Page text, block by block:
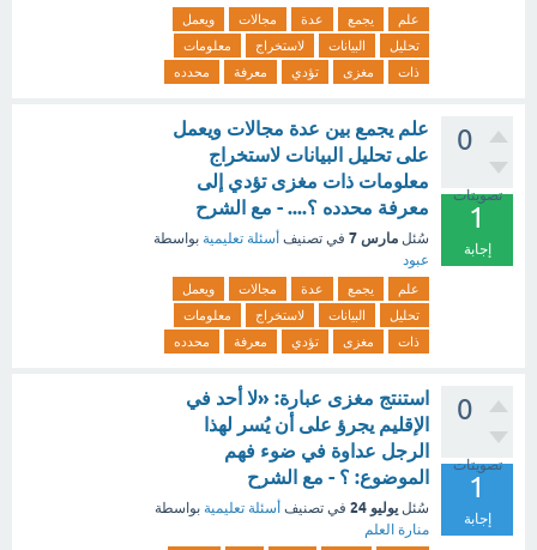
علم يجمع عدة مجالات
ويعمل
تحليل
البيانات لاستخراج
معلومات
ذات
مغزى تؤدي معرفة محدده
0
تصويتات
1
إجابة
علم يجمع بين عدة مجالات ويعمل
على تحليل البيانات لاستخراج
معلومات ذات مغزى تؤدي إلى
معرفة محدده ؟.... - مع الشرح
سُئل مارس 7 في تصنيف أسئلة تعليمية بواسطة
عبود
علم يجمع عدة مجالات
ويعمل
تحليل
البيانات لاستخراج
معلومات
ذات
مغزى تؤدي معرفة محدده
0
تصويتات
1
إجابة
استنتج مغزى عبارة: «لا أحد في
الإقليم يجرؤ على أن يُسر لهذا
الرجل عداوة في ضوء فهم
الموضوع: ؟ - مع الشرح
سُئل يوليو 24 في تصنيف أسئلة تعليمية بواسطة
منارة العلم